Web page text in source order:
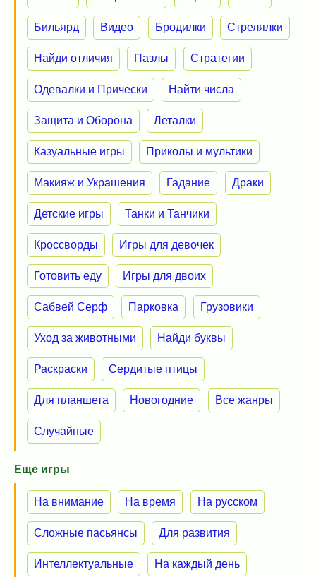
Бильярд Видео Бродилки Стрелялки
Найди отличия Пазлы Стратегии
Одевалки и Прически Найти числа
Защита и Оборона Леталки
Казуальные игры Приколы и мультики
Макияж и Украшения Гадание Драки
Детские игры Танки и Танчики
Кроссворды Игры для девочек
Готовить еду Игры для двоих
Сабвей Серф Парковка Грузовики
Уход за животными Найди буквы
Раскраски Сердитые птицы
Для планшета Новогодние Все жанры
Случайные
Еще игры
На внимание На время На русском
Сложные пасьянсы Для развития
Интеллектуальные На каждый день